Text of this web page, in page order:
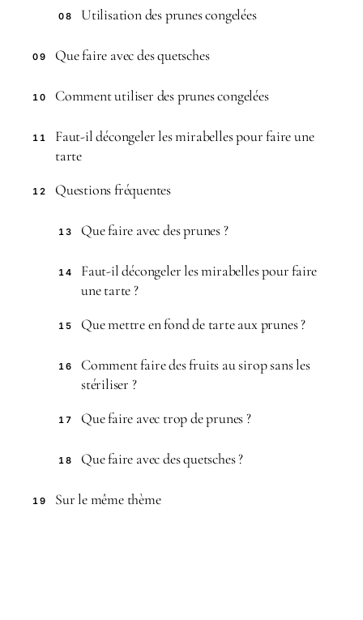
08 Utilisation des prunes congelées
09 Que faire avec des quetsches
10 Comment utiliser des prunes congelées
11
Faut-il décongeler les mirabelles pour faire une
tarte
12 Questions fréquentes
13 Que faire avec des prunes ?
14
Faut-il décongeler les mirabelles pour faire
une tarte ?
15 Que mettre en fond de tarte aux prunes ?
16
Comment faire des fruits au sirop sans les
stériliser ?
17 Que faire avec trop de prunes ?
18 Que faire avec des quetsches ?
19 Sur le même thème